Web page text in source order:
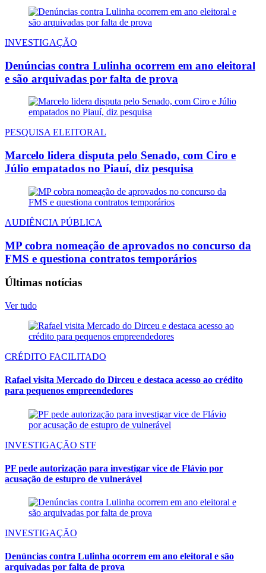
INVESTIGAÇÃO
Denúncias contra Lulinha ocorrem em ano eleitoral
e são arquivadas por falta de prova
PESQUISA ELEITORAL
Marcelo lidera disputa pelo Senado, com Ciro e
Júlio empatados no Piauí, diz pesquisa
AUDIÊNCIA PÚBLICA
MP cobra nomeação de aprovados no concurso da
FMS e questiona contratos temporários
Últimas notícias
Ver tudo
CRÉDITO FACILITADO
Rafael visita Mercado do Dirceu e destaca acesso ao crédito
para pequenos empreendedores
INVESTIGAÇÃO STF
PF pede autorização para investigar vice de Flávio por
acusação de estupro de vulnerável
INVESTIGAÇÃO
Denúncias contra Lulinha ocorrem em ano eleitoral e são
arquivadas por falta de prova